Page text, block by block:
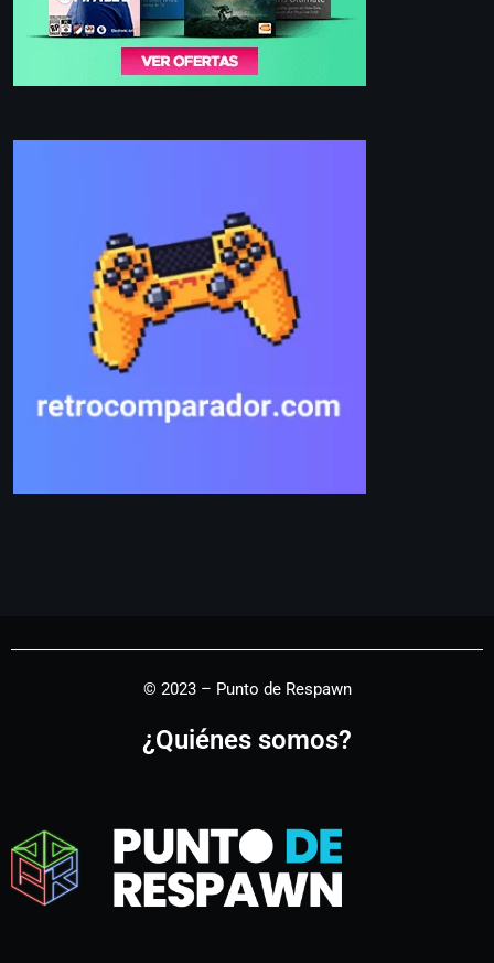
© 2023 – Punto de Respawn
¿Quiénes somos?